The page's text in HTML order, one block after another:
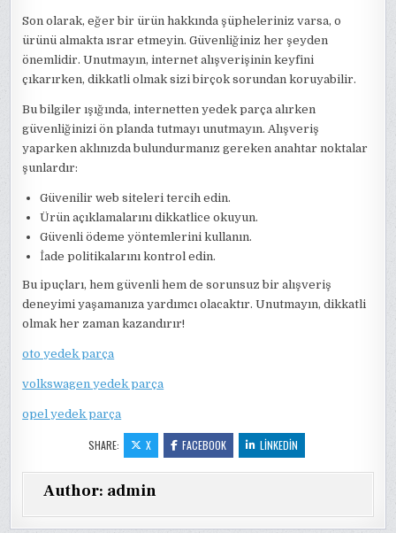
Son olarak, eğer bir ürün hakkında şüpheleriniz varsa, o
ürünü almakta ısrar etmeyin. Güvenliğiniz her şeyden
önemlidir. Unutmayın, internet alışverişinin keyfini
çıkarırken, dikkatli olmak sizi birçok sorundan koruyabilir.
Bu bilgiler ışığında, internetten yedek parça alırken
güvenliğinizi ön planda tutmayı unutmayın. Alışveriş
yaparken aklınızda bulundurmanız gereken anahtar noktalar
şunlardır:
Güvenilir web siteleri tercih edin.
Ürün açıklamalarını dikkatlice okuyun.
Güvenli ödeme yöntemlerini kullanın.
İade politikalarını kontrol edin.
Bu ipuçları, hem güvenli hem de sorunsuz bir alışveriş
deneyimi yaşamanıza yardımcı olacaktır. Unutmayın, dikkatli
olmak her zaman kazandırır!
oto yedek parça
volkswagen yedek parça
opel yedek parça
SHARE: X FACEBOOK LINKEDIN
Author: admin